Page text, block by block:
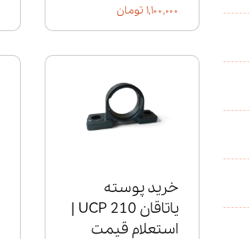
۱,۱۰۰,۰۰۰ تومان
خرید پوسته
یاتاقان UCP 210 |
استعلام قیمت